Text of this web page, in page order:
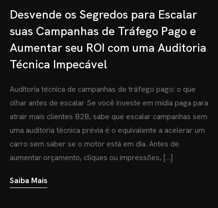
Desvende os Segredos para Escalar
suas Campanhas de Tráfego Pago e
Aumentar seu ROI com uma Auditoria
Técnica Impecável
Auditoria técnica de campanhas de tráfego pago: o que
olhar antes de escalar Se você investe em mídia paga para
atrair mais clientes B2B, sabe que escalar campanhas sem
uma auditoria técnica prévia é o equivalente a acelerar um
carro sem saber se o motor está em dia. Antes de
aumentar orçamento, cliques ou impressões, […]
Saiba Mais